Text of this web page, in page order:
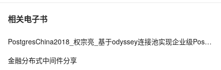
7 SpringBoot2 整合MinIO中间件，实现文件便捷管理
8 .NET应用服务器（中间件）来到 6
相关电子书
PostgresChina2018_权宗亮_基于odyssey连接池实现企业级PostgreSQL数据分布中间件
金融分布式中间件分享